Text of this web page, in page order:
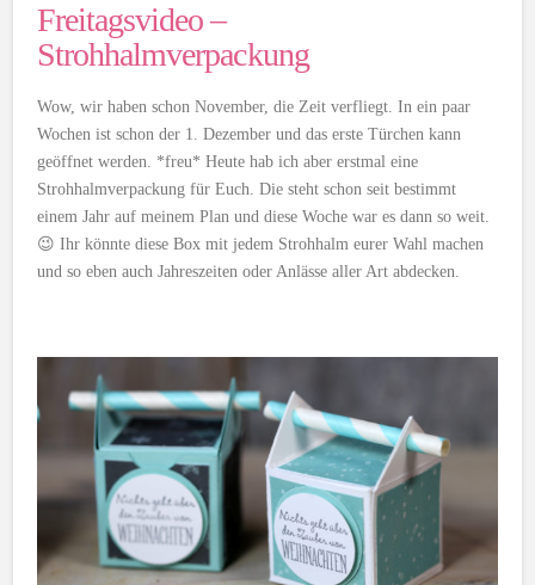
Freitagsvideo –
Strohhalmverpackung
Wow, wir haben schon November, die Zeit verfliegt. In ein paar
Wochen ist schon der 1. Dezember und das erste Türchen kann
geöffnet werden. *freu* Heute hab ich aber erstmal eine
Strohhalmverpackung für Euch. Die steht schon seit bestimmt
einem Jahr auf meinem Plan und diese Woche war es dann so weit.
😉 Ihr könnte diese Box mit jedem Strohhalm eurer Wahl machen
und so eben auch Jahreszeiten oder Anlässe aller Art abdecken.